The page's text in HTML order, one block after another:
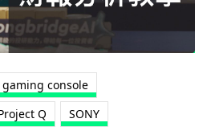
gaming console
Q SONY